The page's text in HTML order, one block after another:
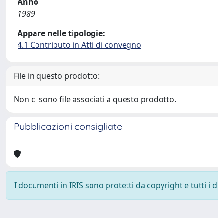
1989
Appare nelle tipologie:
4.1 Contributo in Atti di convegno
File in questo prodotto:
Non ci sono file associati a questo prodotto.
Pubblicazioni consigliate
I documenti in IRIS sono protetti da copyright e tutti i